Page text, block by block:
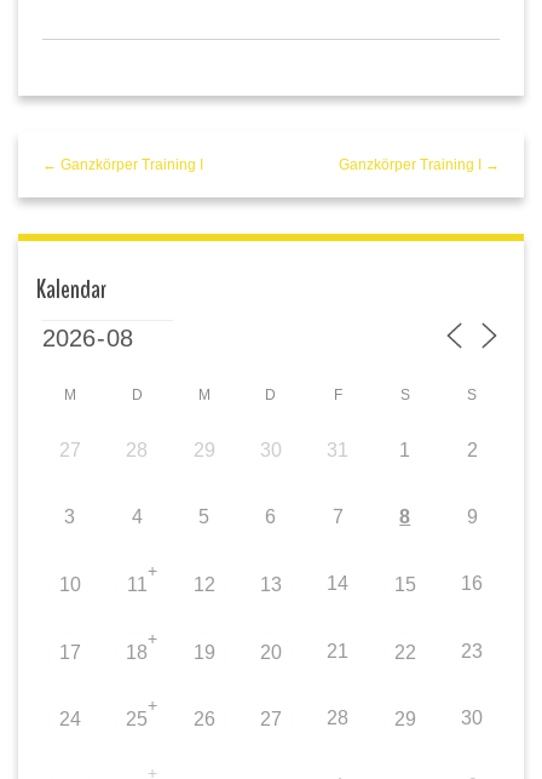
← Ganzkörper Training I Ganzkörper Training I →
Kalendar
M D M D F S S
27 28 29 30 31 1 2
3 4 5 6 7 8 9
10 11
+
12 13 14 15 16
17 18
+
19 20 21 22 23
24 25
+
26 27 28 29 30
+